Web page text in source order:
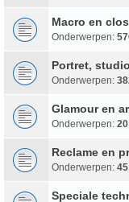
Macro en
Onderwerpen:
Portret,
Onderwerpen:
Glamour en
Onderwerpen: 20
Reclame en
Onderwerpen: 45
Speciale